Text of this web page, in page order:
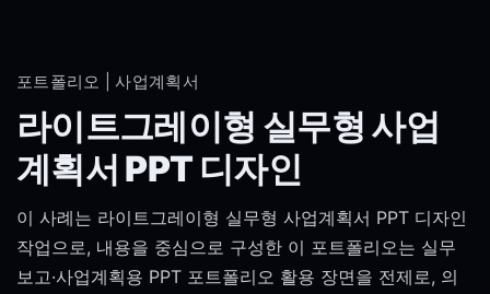
포트폴리오 | 사업계획서
라이트그레이형 실무형 사업
계획서 PPT 디자인
이 사례는 라이트그레이형 실무형 사업계획서 PPT 디자인
작업으로, 내용을 중심으로 구성한 이 포트폴리오는 실무
보고·사업계획용 PPT 포트폴리오 활용 장면을 전제로, 의